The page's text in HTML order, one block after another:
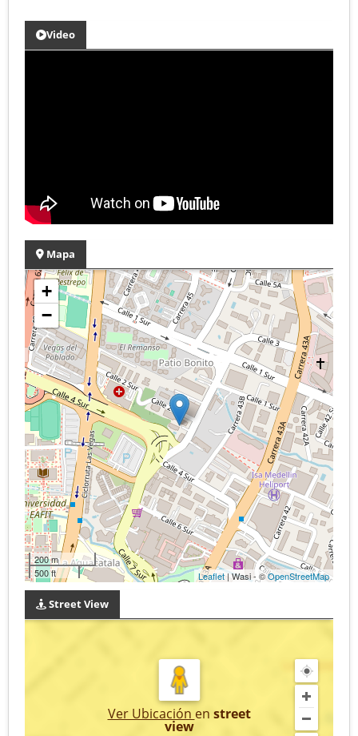
Video
Mapa
+
−
200 m
500 ft
Leaflet | Wasi - ©OpenStreetMap
Street View
Ver Ubicación en street
view